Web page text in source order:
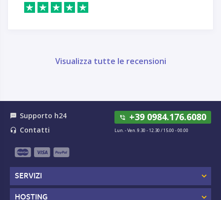
Visualizza tutte le recensioni
textsms Supporto h24
headset_mic Contatti
phone_in_talk +39 0984.176.6080
Lun. - Ven. 9.30 - 12.30 / 15.00 - 00.00
SERVIZI
HOSTING